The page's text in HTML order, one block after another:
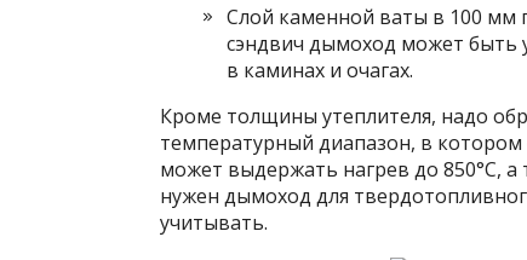
Слой каменной ваты в 100 мм
сэндвич дымоход может быть
в каминах и очагах.
Кроме толщины утеплителя, надо
температурный диапазон, в
может выдержать нагрев до 850°C,
нужен дымоход для
учитывать.